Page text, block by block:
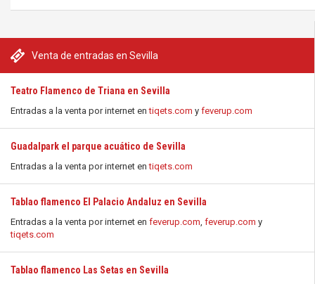
Venta de entradas en Sevilla
Teatro Flamenco de Triana en Sevilla
Entradas a la venta por internet entiqets.com y feverup.com
Guadalpark el parque acuático de Sevilla
Entradas a la venta por internet entiqets.com
Tablao flamenco El Palacio Andaluz en Sevilla
Entradas a la venta por internet en feverup.com, feverup.com y
tiqets.com
Tablao flamenco Las Setas en Sevilla